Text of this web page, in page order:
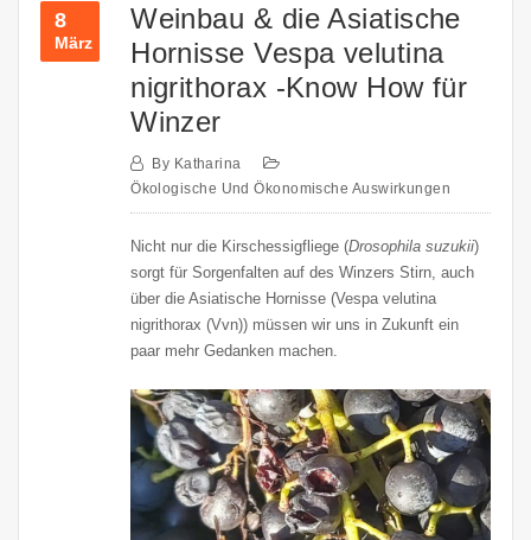
8
März
Weinbau & die Asiatische
Hornisse Vespa velutina
nigrithorax -Know How für
Winzer
By Katharina
Ökologische Und Ökonomische Auswirkungen
Nicht nur die Kirschessigfliege (Drosophila suzukii)
sorgt für Sorgenfalten auf des Winzers Stirn, auch
über die Asiatische Hornisse (Vespa velutina
nigrithorax (Vvn)) müssen wir uns in Zukunft ein
paar mehr Gedanken machen.